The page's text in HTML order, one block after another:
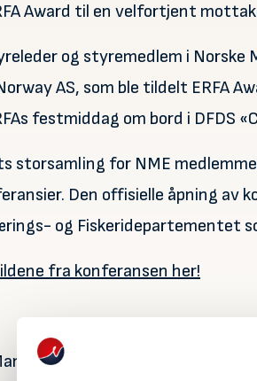
Award til en velfortjent
og styremedlem i Norske
AS, som ble tildelt ERFA
festmiddag om bord i DFDS
storsamling for NME
Den offisielle åpning
og Fiskeridepartementet
fra konferansen her!
styreleder og